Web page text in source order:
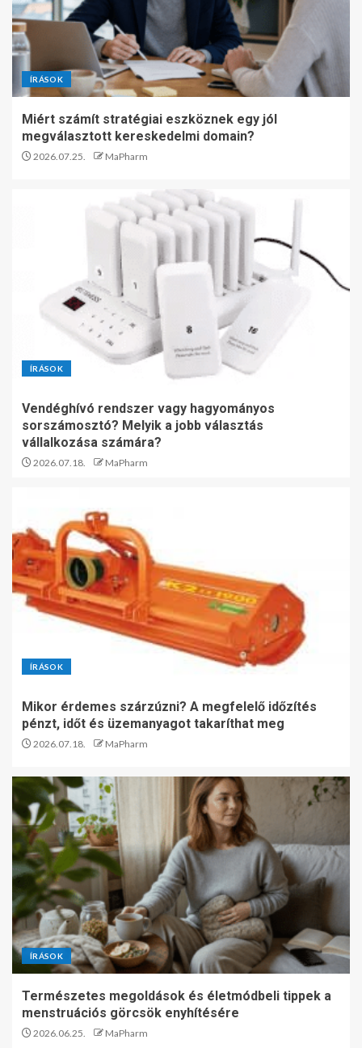
ÍRÁSOK
Miért számít stratégiai eszköznek egy jól
megválasztott kereskedelmi domain?
2026.07.25. MaPharm
ÍRÁSOK
Vendéghívó rendszer vagy hagyományos
sorszámosztó? Melyik a jobb választás
vállalkozása számára?
2026.07.18. MaPharm
ÍRÁSOK
Mikor érdemes szárzúzni? A megfelelő időzítés
pénzt, időt és üzemanyagot takaríthat meg
2026.07.18. MaPharm
ÍRÁSOK
Természetes megoldások és életmódbeli tippek a
menstruációs görcsök enyhítésére
2026.06.25. MaPharm